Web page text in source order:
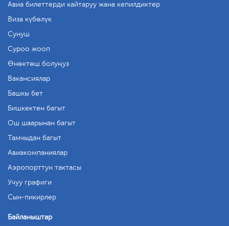
Авиа билеттерди кайтаруу жана кепилдиктер
Виза күбөлүк
Сунуш
Суроо жооп
Өнөктөш болуңуз
Вакансиялар
Башкы бет
Бишкектен багыт
Ош шаарынан багыт
Тамчыдан багыт
Авиакомпаниялар
Аэропорттун тактасы
Учуу графиги
Сын-пикирлер
Байланыштар